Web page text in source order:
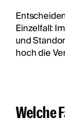
Einzelfall:
und
hoch die
Welche